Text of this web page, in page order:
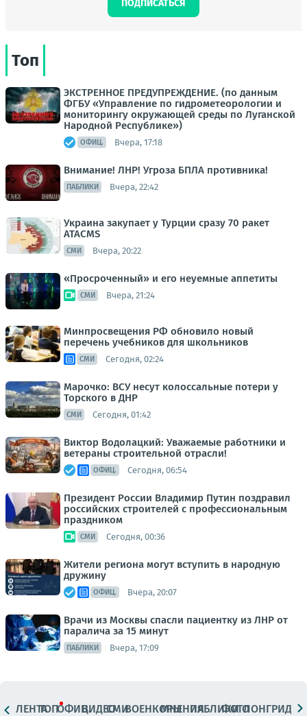
ПОДПИСАТЬСЯ
Топ
ЭКСТРЕННОЕ ПРЕДУПРЕЖДЕНИЕ. (по данным
ФГБУ «Управление по гидрометеорологии и
мониторингу окружающей среды по Луганской
Народной Республике»)
ОФИЦ. Вчера, 17:18
Внимание! ЛНР! Угроза БПЛА противника!
ПАБЛИКИ Вчера, 22:42
Украина закупает у Турции сразу 70 ракет
ATACMS
СМИ Вчера, 20:22
«Просроченный» и его неуемные аппетиты
СМИ Вчера, 21:24
Минпросвещения РФ обновило новый
перечень учебников для школьников
СМИ Сегодня, 02:24
Марочко: ВСУ несут колоссальные потери у
Торского в ДНР
СМИ Сегодня, 01:42
Виктор Водолацкий: Уважаемые работники и
ветераны строительной отрасли!
ОФИЦ. Сегодня, 06:54
Президент России Владимир Путин поздравил
российских строителей с профессиональным
праздником
СМИ Сегодня, 00:36
Жители региона могут вступить в народную
дружину
ОФИЦ. Вчера, 20:07
Врачи из Москвы спасли пациентку из ЛНР от
паралича за 15 минут
ПАБЛИКИ Вчера, 17:09
ЛЕНТАТОПОФИЦ.ВИДЕОСМИВОЕНКОРЫМНЕНИЯПАБЛИКИ
ФОТОЛОНГРИДЫ